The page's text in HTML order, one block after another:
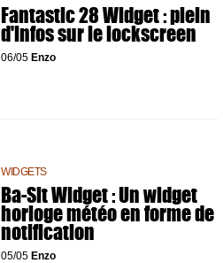
Fantastic 28 Widget : plein
d'infos sur le lockscreen
06/05 Enzo
WIDGETS
Ba-Sit Widget : Un widget
horloge météo en forme de
notification
05/05 Enzo